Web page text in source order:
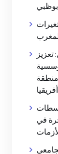
تعزيز
بسطات
في